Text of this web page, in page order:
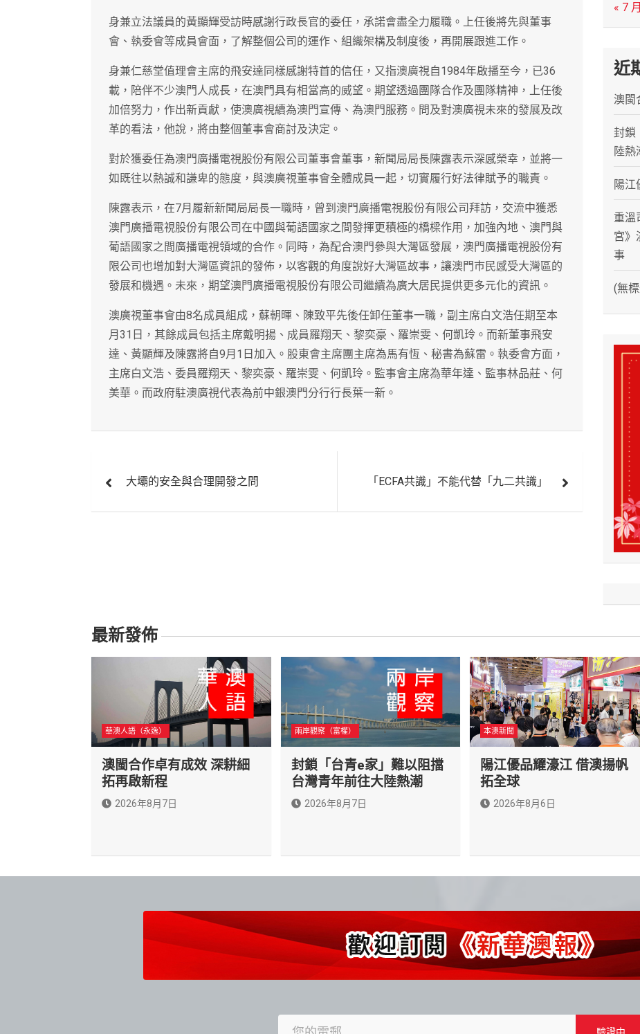
身兼立法議員的黃顯輝受訪時感謝行政長官的委任，承諾會盡全力履職。上任後將先與董事
會、執委會等成員會面，了解整個公司的運作、組織架構及制度後，再開展跟進工作。
身兼仁慈堂值理會主席的飛安達同樣感謝特首的信任，又指澳廣視自1984年啟播至今，已36
載，陪伴不少澳門人成長，在澳門具有相當高的威望。期望透過團隊合作及團隊精神，上任後
加倍努力，作出新貢獻，使澳廣視續為澳門宣傳、為澳門服務。問及對澳廣視未來的發展及改
革的看法，他說，將由整個董事會商討及決定。
對於獲委任為澳門廣播電視股份有限公司董事會董事，新聞局局長陳露表示深感榮幸，並將一
如既往以熱誠和謙卑的態度，與澳廣視董事會全體成員一起，切實履行好法律賦予的職責。
陳露表示，在7月履新新聞局局長一職時，曾到澳門廣播電視股份有限公司拜訪，交流中獲悉
澳門廣播電視股份有限公司在中國與葡語國家之間發揮更積極的橋樑作用，加強內地、澳門與
葡語國家之間廣播電視領域的合作。同時，為配合澳門參與大灣區發展，澳門廣播電視股份有
限公司也增加對大灣區資訊的發佈，以客觀的角度說好大灣區故事，讓澳門巿民感受大灣區的
發展和機遇。未來，期望澳門廣播電視股份有限公司繼續為廣大居民提供更多元化的資訊。
澳廣視董事會由8名成員組成，蘇朝暉、陳致平先後任卸任董事一職，副主席白文浩任期至本
月31日，其餘成員包括主席戴明揚、成員羅翔天、黎奕豪、羅崇雯、何凱玲。而新董事飛安
達、黃顯輝及陳露將自9月1日加入。股東會主席團主席為馬有恆、秘書為蘇雷。執委會方面，
主席白文浩、委員羅翔天、黎奕豪、羅崇雯、何凱玲。監事會主席為華年達、監事林品莊、何
美華。而政府駐澳廣視代表為前中銀澳門分行行長葉一新。
章
大壩的安全與合理開發之問 「ECFA共識」不能代替「九二共識」
« 7 月
近
澳閩
封鎖
陸熱
陽
重溫
宮》
事
(無
最新發佈
華澳人語（永逸）
澳閩合作卓有成效 深耕細
拓再啟新程
2026年8月7日
兩岸觀察（富權）
封鎖「台青e家」難以阻擋
台灣青年前往大陸熱潮
2026年8月7日
本澳新聞
陽江優品耀濠江 借澳揚帆
拓全球
2026年8月6日